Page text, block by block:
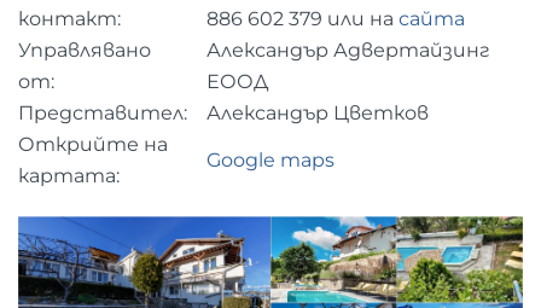
контакт:
886 602 379 или на сайта
Управлявано
от:
Александър Адвертайзинг
ЕООД
Представител:
Александър Цветков
Открийте на
картата:
Google maps